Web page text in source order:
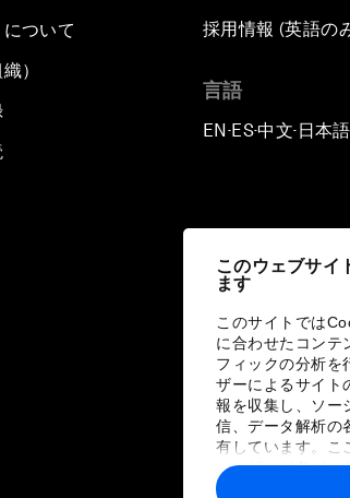
このウェブサイ
ます
このサイトでは
に合わせたコンテ
フィックの分析を
ザーによるサイト
報を収集し、ソー
信、データ解析の
有しています。こ
ユーザーが各パ
報や各パートナー
ついて
）
採用情報 (英語の
言語
EN ▪ES▪中文▪ 日本語